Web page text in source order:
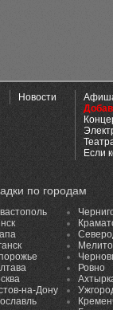
Новости
Если
по городам
на-Дону
Ровно